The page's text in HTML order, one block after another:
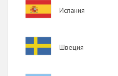
Image
Испания
Image
Швеция